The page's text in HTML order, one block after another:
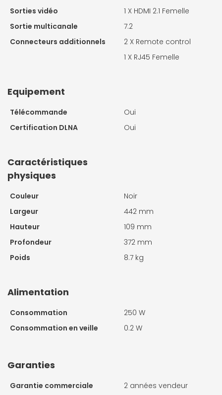
Sorties vidéo
1 X HDMI 2.1 Femelle
Sortie multicanale
7.2
Connecteurs additionnels
2 X Remote control
1 X RJ45 Femelle
Equipement
Télécommande
Oui
Certification DLNA
Oui
Caractéristiques
physiques
Couleur
Noir
Largeur
442 mm
Hauteur
109 mm
Profondeur
372 mm
Poids
8.7 kg
Alimentation
Consommation
250 W
Consommation en veille
0.2 W
Garanties
Garantie commerciale
2 années vendeur